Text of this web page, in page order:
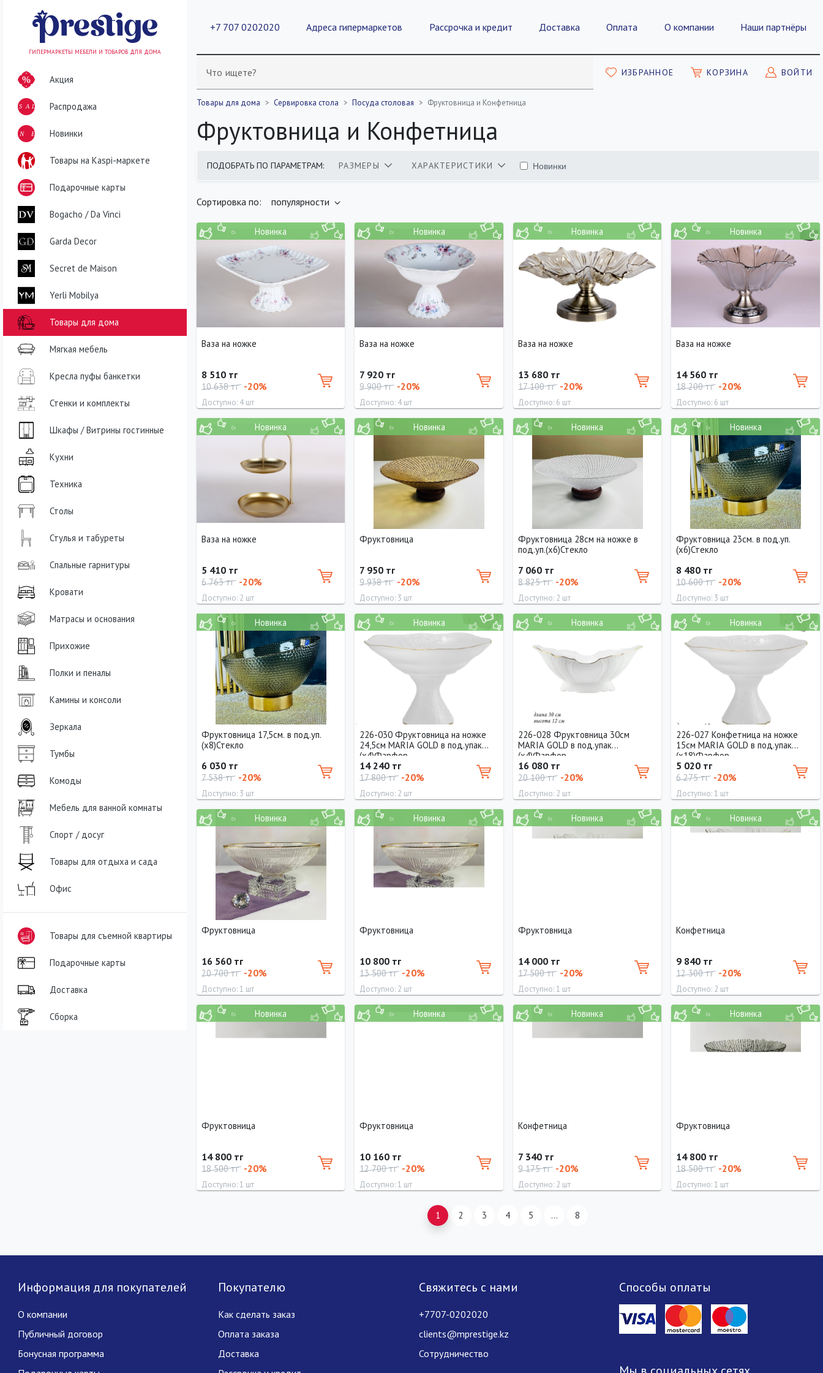
+7 707 0202020 Адреса гипермаркетов Рассрочка и кредит Доставка Оплата О компании Наши партнёры
Что ищете? ИЗБРАННОЕ КОРЗИНА ВОЙТИ
ГИПЕРМАРКЕТЫ МЕБЕЛИ И ТОВАРОВ ДЛЯ ДОМА
Акция
SALE Распродажа
NEWНовинки
Товары на Kaspi-маркете
Подарочные карты
Bogacho / Da Vinci
Garda Decor
Secret de Maison
Yerli Mobilya
Товары для дома
Мягкая мебель
Кресла пуфы банкетки
Стенки и комплекты
Шкафы / Витрины гостинные
Кухни
Техника
Столы
Стулья и табуреты
Спальные гарнитуры
Кровати
Матрасы и основания
Прихожие
Полки и пеналы
Камины и консоли
Зеркала
Тумбы
Комоды
Мебель для ванной комнаты
Спорт / досуг
Товары для отдыха и сада
Офис
Товары для съемной квартиры
Подарочные карты
Доставка
Сборка
Товары для дома Сервировка стола Посуда столовая Фруктовница и Конфетница
Фруктовница и Конфетница
ПОДОБРАТЬ ПО ПАРАМЕТРАМ: РАЗМЕРЫ ХАРАКТЕРИСТИКИ
Новинки
Сортировка по: популярности
Ваза на ножке
8 510 тг
10 638 тг -20%
Доступно: 4 шт
Длина
25 см
Ширина
25 см
Новинка
Ваза на ножке
7 920 тг
9 900 тг -20%
Доступно: 4 шт
Диаметр
25 см
Новинка
Ваза на ножке
13 680 тг
17 100 тг -20%
Доступно: 6 шт
Диаметр
35 см
Новинка
Ваза на ножке
14 560 тг
18 200 тг -20%
Доступно: 6 шт
Высота
20 см
Диаметр
30 см
Новинка
Ваза на ножке
5 410 тг
6 763 тг -20%
Доступно: 2 шт
Высота
30 см
Диаметр
16 см
Новинка
Фруктовница
7 950 тг
9 938 тг -20%
Доступно: 3 шт
Диаметр
28 см
Новинка
Фруктовница 28см на ножке в
под.уп.(х6)Стекло
7 060 тг
8 825 тг -20%
Доступно: 2 шт
Диаметр
28 см
Новинка
Фруктовница 23см. в под.уп.
(х6)Стекло
8 480 тг
10 600 тг -20%
Доступно: 3 шт
Диаметр
23 см
Новинка
Фруктовница 17,5см. в под.уп.
(х8)Стекло
6 030 тг
7 538 тг -20%
Доступно: 3 шт
Новинка
226-030 Фруктовница на ножке
24,5см MARIA GOLD в под.упак
(х4)Фарфор
14 240 тг
17 800 тг -20%
Доступно: 2 шт
Высота
16 см
Диаметр
24.5 см
Новинка
226-028 Фруктовница 30см
MARIA GOLD в под.упак
(х4)Фарфор
16 080 тг
20 100 тг -20%
Доступно: 2 шт
Диаметр
30 см
Новинка
226-027 Конфетница на ножке
15см MARIA GOLD в под.упак
(х18)Фарфор
5 020 тг
6 275 тг -20%
Доступно: 1 шт
Высота
11 см
Диаметр
15 см
Новинка
Фруктовница
16 560 тг
20 700 тг -20%
Доступно: 1 шт
Диаметр
27.5 см
Новинка
Фруктовница
10 800 тг
13 500 тг -20%
Доступно: 2 шт
Диаметр
21.5 см
Новинка
Фруктовница
14 000 тг
17 500 тг -20%
Доступно: 1 шт
Диаметр
31.5 см
Новинка
Конфетница
9 840 тг
12 300 тг -20%
Доступно: 2 шт
Диаметр
25 см
Новинка
Фруктовница
14 800 тг
18 500 тг -20%
Доступно: 1 шт
Новинка
Фруктовница
10 160 тг
12 700 тг -20%
Доступно: 1 шт
Новинка
Конфетница
7 340 тг
9 175 тг -20%
Доступно: 2 шт
Диаметр
20.5 см
Новинка
Фруктовница
14 800 тг
18 500 тг -20%
Доступно: 1 шт
Новинка
1 2 3 4 5 ... 8
Информация для покупателей
О компании
Публичный договор
Бонусная программа
Покупателю
Как сделать заказ
Оплата заказа
Доставка
Свяжитесь с нами
+7707-0202020
clients@mprestige.kz
Сотрудничество
Способы оплаты